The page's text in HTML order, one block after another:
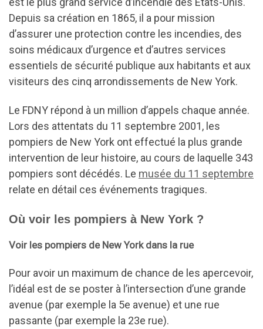
Depuis sa création en 1865, il a pour mission
d’assurer une protection contre les incendies, des
soins médicaux d’urgence et d’autres services
essentiels de sécurité publique aux habitants et aux
visiteurs des cinq arrondissements de New York.
Le FDNY répond à un million d’appels chaque année.
Lors des attentats du 11 septembre 2001, les
pompiers de New York ont effectué la plus grande
intervention de leur histoire, au cours de laquelle 343
pompiers sont décédés. Le musée du 11 septembre
relate en détail ces événements tragiques.
Où voir les pompiers à New York ?
Voir les pompiers de New York dans la rue
Pour avoir un maximum de chance de les apercevoir,
l’idéal est de se poster à l’intersection d’une grande
avenue (par exemple la 5e avenue) et une rue
passante (par exemple la 23e rue).